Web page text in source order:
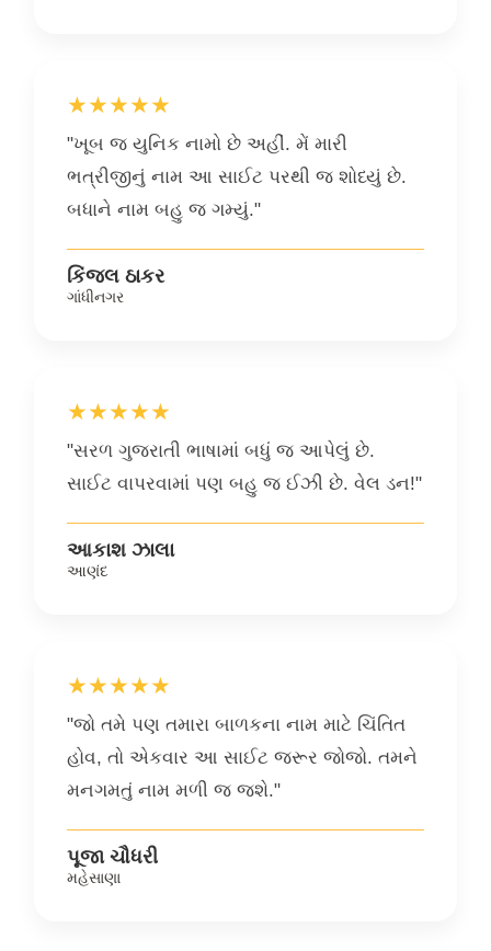
★★★★★
"ખૂબ જ યુનિક નામો છે અહીં. મેં મારી
ભત્રીજીનું નામ આ સાઈટ પરથી જ શોધ્યું છે.
બધાને નામ બહુ જ ગમ્યું."
કિંજલ ઠાકર
ગાંધીનગર
★★★★★
"સરળ ગુજરાતી ભાષામાં બધું જ આપેલું છે.
સાઈટ વાપરવામાં પણ બહુ જ ઈઝી છે. વેલ ડન!"
આકાશ ઝાલા
આણંદ
★★★★★
"જો તમે પણ તમારા બાળકના નામ માટે ચિંતિત
હોવ, તો એકવાર આ સાઈટ જરૂર જોજો. તમને
મનગમતું નામ મળી જ જશે."
પૂજા ચૌધરી
મહેસાણા